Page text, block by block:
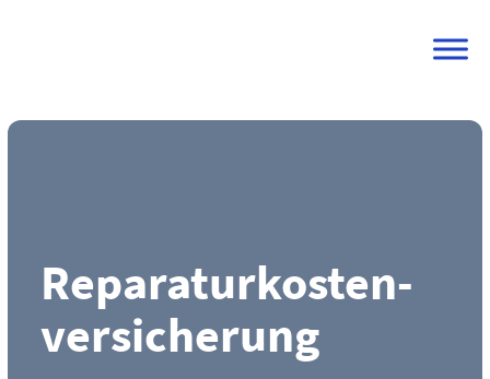
Reparaturkosten­
versicherung